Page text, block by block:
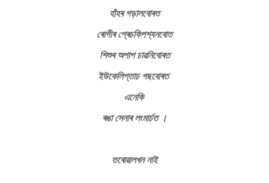
হাঁহৰ গড়ালবোৰত
ৰোগীৰ প্ৰেচকিপশ্যনবোত
শিশুৰ অপাপ চাৱনিবোৰত
ইউকেলিপ্তাচ গছবোৰত
এনেকি
ৰঙা সেনাৰ লংমাৰ্চত ।
তৰোৱালখন নাই